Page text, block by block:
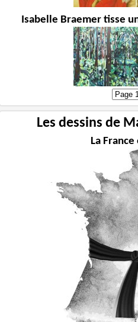
Isabelle Braemer tisse
Les dessins de
La France